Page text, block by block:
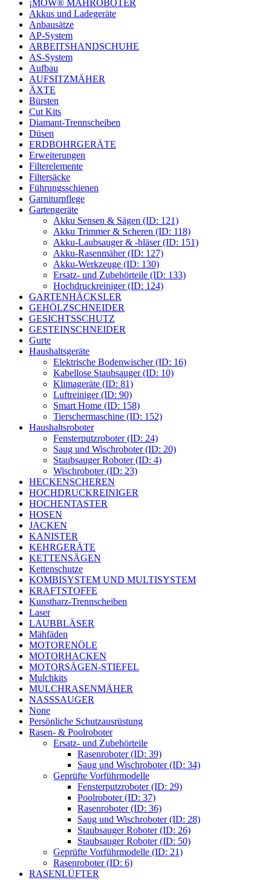
¡MOW® MÄHROBOTER
Akkus und Ladegeräte
Anbausätze
AP-System
ARBEITSHANDSCHUHE
AS-System
Aufbau
AUFSITZMÄHER
ÄXTE
Bürsten
Cut Kits
Diamant-Trennscheiben
Düsen
ERDBOHRGERÄTE
Erweiterungen
Filterelemente
Filtersäcke
Führungsschienen
Garniturpflege
Gartengeräte
Akku Sensen & Sägen (ID: 121)
Akku Trimmer & Scheren (ID: 118)
Akku-Laubsauger & -bläser (ID: 151)
Akku-Rasenmäher (ID: 127)
Akku-Werkzeuge (ID: 130)
Ersatz- und Zubehörteile (ID: 133)
Hochdruckreiniger (ID: 124)
GARTENHÄCKSLER
GEHÖLZSCHNEIDER
GESICHTSSCHUTZ
GESTEINSCHNEIDER
Gurte
Haushaltsgeräte
Elektrische Bodenwischer (ID: 16)
Kabellose Staubsauger (ID: 10)
Klimageräte (ID: 81)
Luftreiniger (ID: 90)
Smart Home (ID: 158)
Tierschermaschine (ID: 152)
Haushaltsroboter
Fensterputzroboter (ID: 24)
Saug und Wischroboter (ID: 20)
Staubsauger Roboter (ID: 4)
Wischroboter (ID: 23)
HECKENSCHEREN
HOCHDRUCKREINIGER
HOCHENTASTER
HOSEN
JACKEN
KANISTER
KEHRGERÄTE
KETTENSÄGEN
Kettenschutze
KOMBISYSTEM UND MULTISYSTEM
KRAFTSTOFFE
Kunstharz-Trennscheiben
Laser
LAUBBLÄSER
Mähfäden
MOTORENÖLE
MOTORHACKEN
MOTORSÄGEN-STIEFEL
Mulchkits
MULCHRASENMÄHER
NASSSAUGER
None
Persönliche Schutzausrüstung
Rasen- & Poolroboter
Ersatz- und Zubehörteile
Rasenroboter (ID: 39)
Saug und Wischroboter (ID: 34)
Geprüfte Vorführmodelle
Fensterputzroboter (ID: 29)
Poolroboter (ID: 37)
Rasenroboter (ID: 36)
Saug und Wischroboter (ID: 28)
Staubsauger Roboter (ID: 26)
Staubsauger Roboter (ID: 50)
Geprüfte Vorführmodelle (ID: 21)
Rasenroboter (ID: 6)
RASENLÜFTER